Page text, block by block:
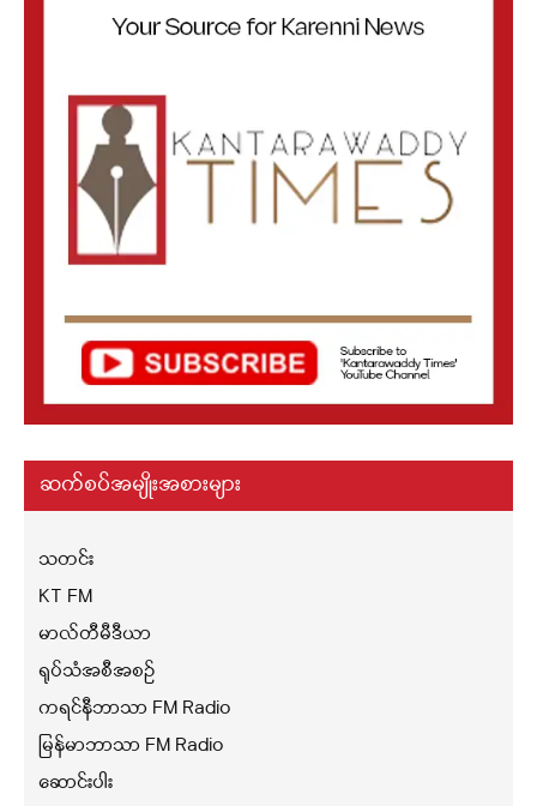
ဆက်စပ်အမျိုးအစားများ
သတင်း
KT FM
မာလ်တီမီဒီယာ
ရုပ်သံအစီအစဉ်
ကရင်နီဘာသာ FM Radio
မြန်မာဘာသာ FM Radio
ဆောင်းပါး